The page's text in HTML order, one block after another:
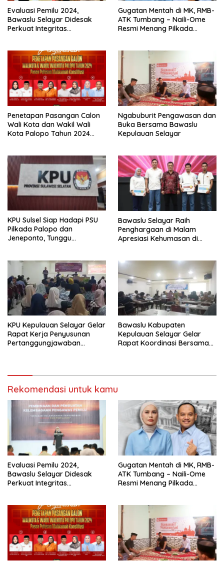
Evaluasi Pemilu 2024,
Bawaslu Selayar Didesak
Perkuat Integritas
Gugatan Mentah di MK, RMB-
ATK Tumbang – Naili-Ome
Resmi Menang Pilkada
Penetapan Pasangan Calon
Wali Kota dan Wakil Wali
Kota Palopo Tahun 2024
Ngabuburit Pengawasan dan
Buka Bersama Bawaslu
Kepulauan Selayar
KPU Sulsel Siap Hadapi PSU
Pilkada Palopo dan
Jeneponto, Tunggu
Bawaslu Selayar Raih
Penghargaan di Malam
Apresiasi Kehumasan di
KPU Kepulauan Selayar Gelar
Rapat Kerja Penyusunan
Pertanggungjawaban
Bawaslu Kabupaten
Kepulauan Selayar Gelar
Rapat Koordinasi Bersama
Rekomendasi untuk kamu
Evaluasi Pemilu 2024,
Bawaslu Selayar Didesak
Perkuat Integritas
Gugatan Mentah di MK, RMB-
ATK Tumbang – Naili-Ome
Resmi Menang Pilkada